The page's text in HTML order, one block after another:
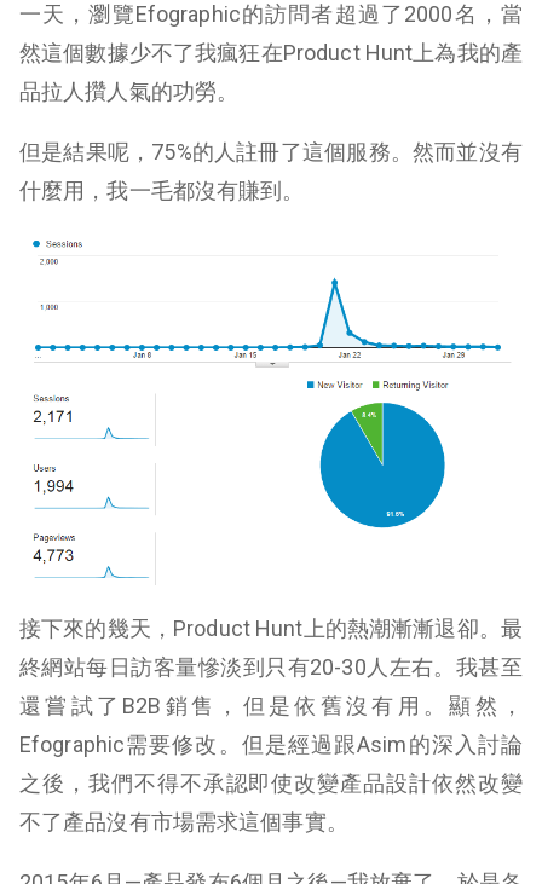
一天，瀏覽Efographic的訪問者超過了2000名，當
然這個數據少不了我瘋狂在Product Hunt上為我的產
品拉人攢人氣的功勞。
但是結果呢，75%的人註冊了這個服務。然而並沒有
什麼用，我一毛都沒有賺到。
接下來的幾天，Product Hunt上的熱潮漸漸退卻。最
終網站每日訪客量慘淡到只有20-30人左右。我甚至
還嘗試了B2B銷售，但是依舊沒有用。顯然，
Efographic需要修改。但是經過跟Asim的深入討論
之後，我們不得不承認即使改變產品設計依然改變
不了產品沒有市場需求這個事實。